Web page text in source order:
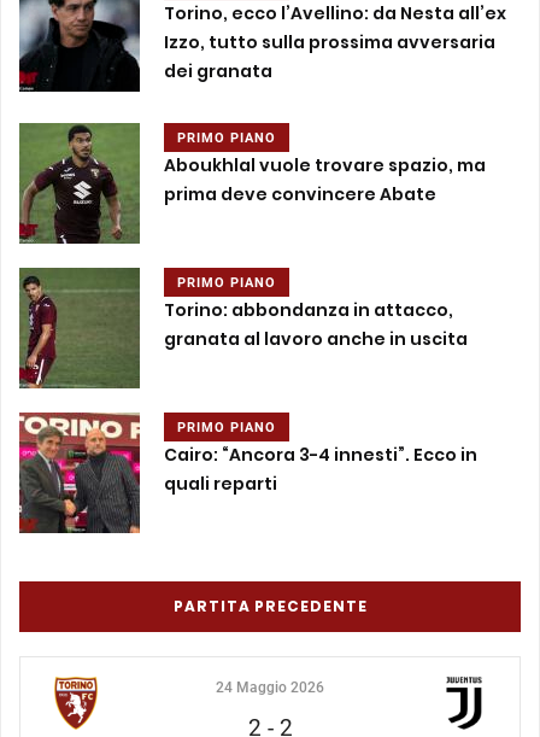
Torino, ecco l’Avellino: da Nesta all’ex
Izzo, tutto sulla prossima avversaria
dei granata
PRIMO PIANO
Aboukhlal vuole trovare spazio, ma
prima deve convincere Abate
PRIMO PIANO
Torino: abbondanza in attacco,
granata al lavoro anche in uscita
PRIMO PIANO
Cairo: “Ancora 3-4 innesti”. Ecco in
quali reparti
PARTITA PRECEDENTE
24 Maggio 2026
2 - 2